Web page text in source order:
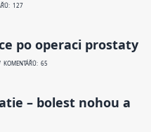
127
po operaci prostaty
KOMENTÁŘŮ: 65
– bolest nohou a